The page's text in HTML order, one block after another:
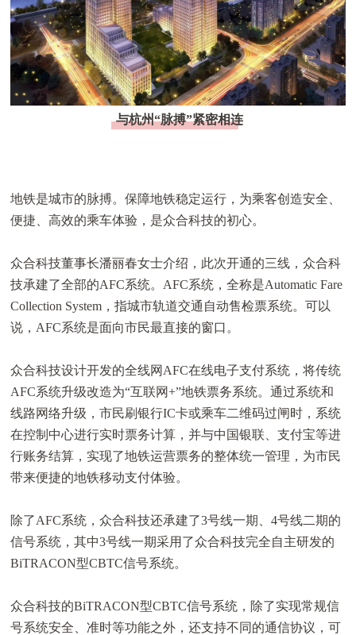
与杭州“脉搏”紧密相连
地铁是城市的脉搏。保障地铁稳定运行，为乘客创造安全、
便捷、高效的乘车体验，是众合科技的初心。
众合科技董事长潘丽春女士介绍，此次开通的三线，众合科
技承建了全部的AFC系统。AFC系统，全称是Automatic Fare
Collection System，指城市轨道交通自动售检票系统。可以
说，AFC系统是面向市民最直接的窗口。
众合科技设计开发的全线网AFC在线电子支付系统，将传统
AFC系统升级改造为“互联网+”地铁票务系统。通过系统和
线路网络升级，市民刷银行IC卡或乘车二维码过闸时，系统
在控制中心进行实时票务计算，并与中国银联、支付宝等进
行账务结算，实现了地铁运营票务的整体统一管理，为市民
带来便捷的地铁移动支付体验。
除了AFC系统，众合科技还承建了3号线一期、4号线二期的
信号系统，其中3号线一期采用了众合科技完全自主研发的
BiTRACON型CBTC信号系统。
众合科技的BiTRACON型CBTC信号系统，除了实现常规信
号系统安全、准时等功能之外，还支持不同的通信协议，可